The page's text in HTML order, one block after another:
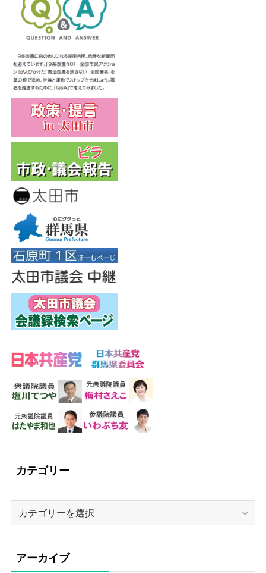
カテゴリー
リ
ー
アーカイブ